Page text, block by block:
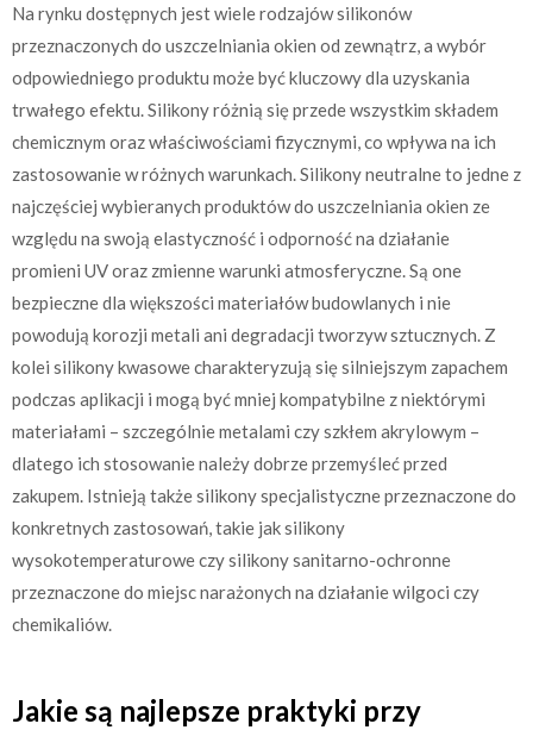
Na rynku dostępnych jest wiele rodzajów silikonów
przeznaczonych do uszczelniania okien od zewnątrz, a wybór
odpowiedniego produktu może być kluczowy dla uzyskania
trwałego efektu. Silikony różnią się przede wszystkim składem
chemicznym oraz właściwościami fizycznymi, co wpływa na ich
zastosowanie w różnych warunkach. Silikony neutralne to jedne z
najczęściej wybieranych produktów do uszczelniania okien ze
względu na swoją elastyczność i odporność na działanie
promieni UV oraz zmienne warunki atmosferyczne. Są one
bezpieczne dla większości materiałów budowlanych i nie
powodują korozji metali ani degradacji tworzyw sztucznych. Z
kolei silikony kwasowe charakteryzują się silniejszym zapachem
podczas aplikacji i mogą być mniej kompatybilne z niektórymi
materiałami – szczególnie metalami czy szkłem akrylowym –
dlatego ich stosowanie należy dobrze przemyśleć przed
zakupem. Istnieją także silikony specjalistyczne przeznaczone do
konkretnych zastosowań, takie jak silikony
wysokotemperaturowe czy silikony sanitarno-ochronne
przeznaczone do miejsc narażonych na działanie wilgoci czy
chemikaliów.
Jakie są najlepsze praktyki przy